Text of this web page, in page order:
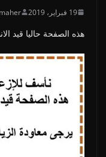
19 فبراير، 2019 maher
هذه الصفحة حاليا قيد